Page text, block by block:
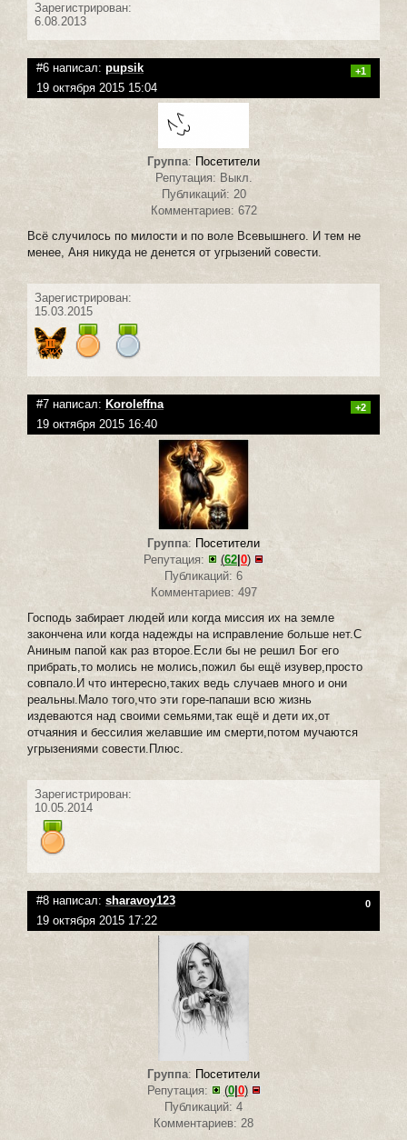
Зарегистрирован:
6.08.2013
#6 написал: pupsik +1
19 октября 2015 15:04
Группа: Посетители
Репутация: Выкл.
Публикаций: 20
Комментариев: 672
Всё случилось по милости и по воле Всевышнего. И тем не
менее, Аня никуда не денется от угрызений совести.
Зарегистрирован:
15.03.2015
#7 написал: Koroleffna +2
19 октября 2015 16:40
Группа: Посетители
Репутация:
(62 0)
Публикаций: 6
Комментариев: 497
Господь забирает людей или когда миссия их на земле
закончена или когда надежды на исправление больше нет.С
Аниным папой как раз второе.Если бы не решил Бог его
прибрать,то молись не молись,пожил бы ещё изувер,просто
совпало.И что интересно,таких ведь случаев много и они
реальны.Мало того,что эти горе-папаши всю жизнь
издеваются над своими семьями,так ещё и дети их,от
отчаяния и бессилия желавшие им смерти,потом мучаются
угрызениями совести.Плюс.
Зарегистрирован:
10.05.2014
#8 написал: sharavoy123 0
19 октября 2015 17:22
Группа: Посетители
Репутация:
(0| 0)
Публикаций: 4
Комментариев: 28